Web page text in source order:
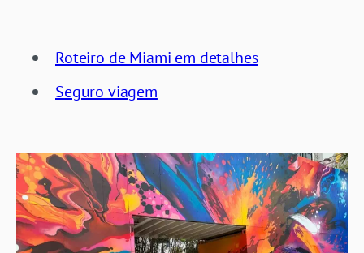
Roteiro de Miami em detalhes
Seguro viagem